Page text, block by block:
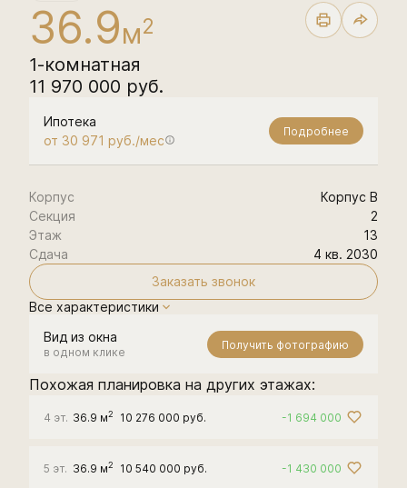
36.9м2
1-комнатная
11 970 000 руб.
Ипотека
от 30 971 руб./мес
Подробнее
Корпус
Корпус В
Секция
2
Этаж
13
Сдача
4 кв. 2030
Заказать звонок
Все характеристики
Вид из окна
в одном клике
Получить фотографию
Похожая планировка на других этажах:
4 эт. 36.9 м2 10 276 000 руб. -1 694 000
5 эт. 36.9 м2 10 540 000 руб. -1 430 000